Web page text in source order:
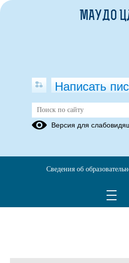
МАУДО
Написать
Версия для
Сведения об